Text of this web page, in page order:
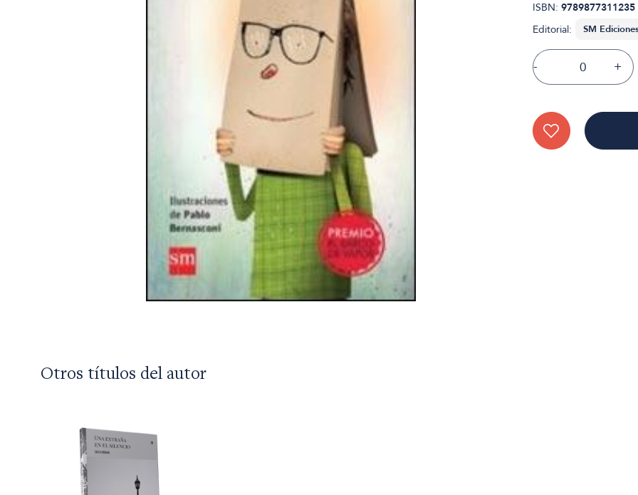
ISBN: 9789877311235
Editorial:
- +
Otros títulos del autor